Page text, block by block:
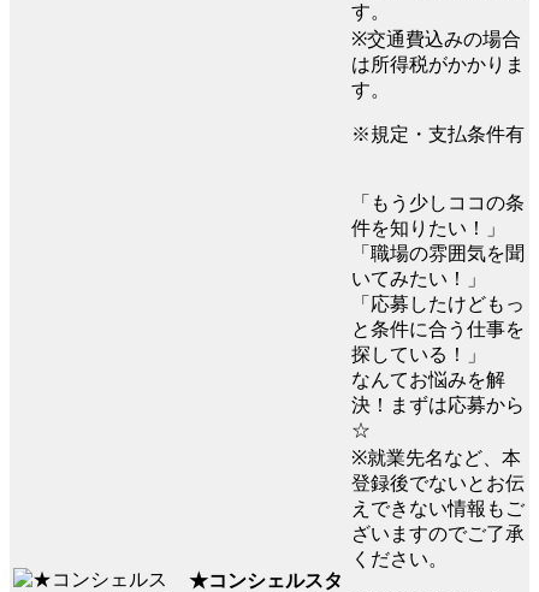
す。
※交通費込みの場合
は所得税がかかりま
す。
※規定・支払条件有
★コンシェルスタ
「もう少しココの条
件を知りたい！」
「職場の雰囲気を聞
いてみたい！」
「応募したけどもっ
と条件に合う仕事を
探している！」
なんてお悩みを解
決！まずは応募から
☆
※就業先名など、本
登録後でないとお伝
えできない情報もご
ざいますのでご了承
ください。